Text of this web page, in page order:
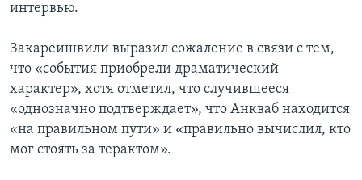
интервью.
Закареишвили выразил сожаление в связи с тем,
что «события приобрели драматический
характер», хотя отметил, что случившееся
«однозначно подтверждает», что Анкваб находится
«на правильном пути» и «правильно вычислил, кто
мог стоять за терактом».